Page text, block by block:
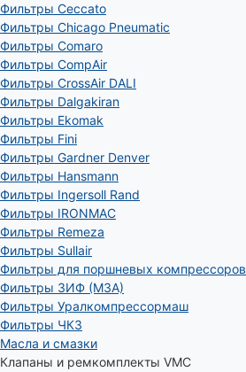
Фильтры Ceccato
Фильтры Chicago Pneumatic
Фильтры Comaro
Фильтры CompAir
Фильтры CrossAir DALI
Фильтры Dalgakiran
Фильтры Ekomak
Фильтры Fini
Фильтры Gardner Denver
Фильтры Hansmann
Фильтры Ingersoll Rand
Фильтры IRONMAC
Фильтры Remeza
Фильтры Sullair
Фильтры для поршневых компрессоров
Фильтры ЗИФ (МЗА)
Фильтры Уралкомпрессормаш
Фильтры ЧКЗ
Масла и смазки
Клапаны и ремкомплекты VMC